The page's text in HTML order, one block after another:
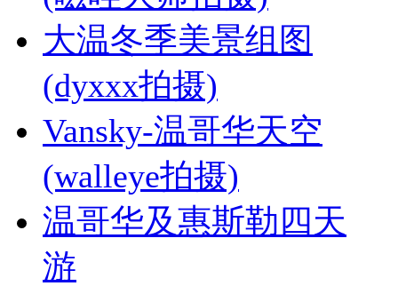
大温冬季美景组图
(dyxxx拍摄)
Vansky-温哥华天空
(walleye拍摄)
温哥华及惠斯勒四天
游